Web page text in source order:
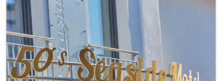
inkl. Nutzung der romantischen Wellness-Oase